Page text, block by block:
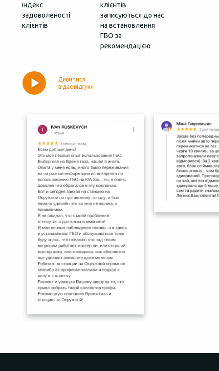
індекс
задоволеності
клієнтів
клієнтів
записуються до нас
на встановлення
ГБО за
рекомендацією
Дивитися
відеовідгуки